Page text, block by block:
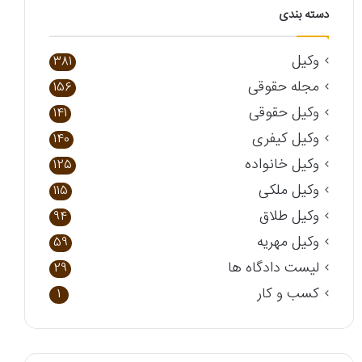
دسته بندی
وکیل 381
مجله حقوقی 156
وکیل حقوقی 141
وکیل کیفری 140
وکیل خانواده 125
وکیل ملکی 115
وکیل طلاق 94
وکیل مهریه 59
لیست دادگاه ها 29
کسب و کار 1